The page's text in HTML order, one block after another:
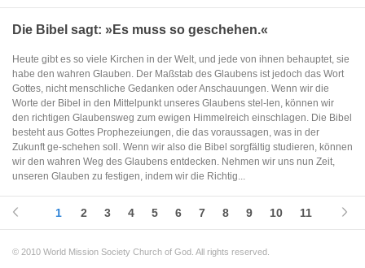
Die Bibel sagt: »Es muss so geschehen.«
Heute gibt es so viele Kirchen in der Welt, und jede von ihnen behauptet, sie
habe den wahren Glauben. Der Maßstab des Glaubens ist jedoch das Wort
Gottes, nicht menschliche Gedanken oder Anschauungen. Wenn wir die
Worte der Bibel in den Mittelpunkt unseres Glaubens stel-len, können wir
den richtigen Glaubensweg zum ewigen Himmelreich einschlagen. Die Bibel
besteht aus Gottes Prophezeiungen, die das voraussagen, was in der
Zukunft ge-schehen soll. Wenn wir also die Bibel sorgfältig studieren, können
wir den wahren Weg des Glaubens entdecken. Nehmen wir uns nun Zeit,
unseren Glauben zu festigen, indem wir die Richtig...
1 2 3 4 5 6 7 8 9 10 11
© 2010 World Mission Society Church of God. All rights reserved.